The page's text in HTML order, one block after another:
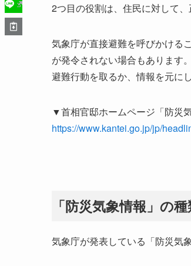
2つ目の役割は、住民に対して
気象庁が直接避難を呼びかける
が発令されない場合もあります
避難行動を取るか、情報を元に
▼首相官邸ホームページ「防災
https://www.kantei.go.jp/jp/
「防災気象情報」の
気象庁が発表している「防災気